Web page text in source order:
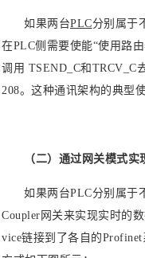
如果两台PLC分别属于
在PLC侧需要使能“使用路
调用 TSEND_C和TRCV_C
208。这种通讯架构的典型
（二）通过网关模式实
如果两台PLC分别属于
Coupler网关来实现实时的
vice链接到了各自的